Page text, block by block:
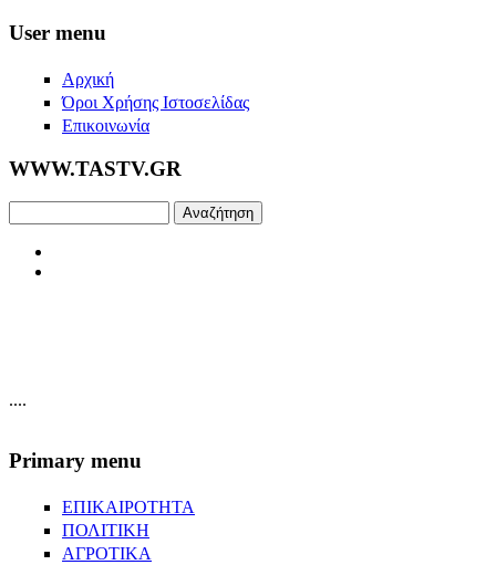
Skip to main content
User menu
Αρχική
Όροι Χρήσης Ιστοσελίδας
Επικοινωνία
WWW.TASTV.GR
....
Primary menu
ΕΠΙΚΑΙΡΟΤΗΤΑ
ΠΟΛΙΤΙΚΗ
ΑΓΡΟΤΙΚΑ